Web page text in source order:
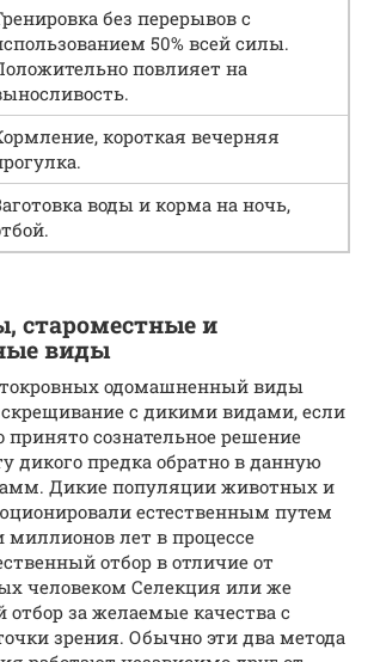
без перерывов с
50% всей силы.
повлияет на
короткая вечерняя
воды и корма на ночь,
староместные и
виды
одомашненный виды
с дикими видами, если
принято сознательное решение
дикого предка обратно в данную
Дикие популяции животных и
естественным путем
лет в процессе
отбор в отличие от
человеком Селекция или же
отбор за желаемые качества с
зрения. Обычно эти два метода